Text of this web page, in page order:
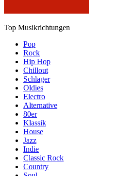
Top Musikrichtungen
Pop
Rock
Hip Hop
Chillout
Schlager
Oldies
Electro
Alternative
80er
Klassik
House
Jazz
Indie
Classic Rock
Country